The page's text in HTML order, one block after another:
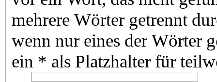
mehrere Wörter getrennt
wenn nur eines der Wörter
ein * als Platzhalter für